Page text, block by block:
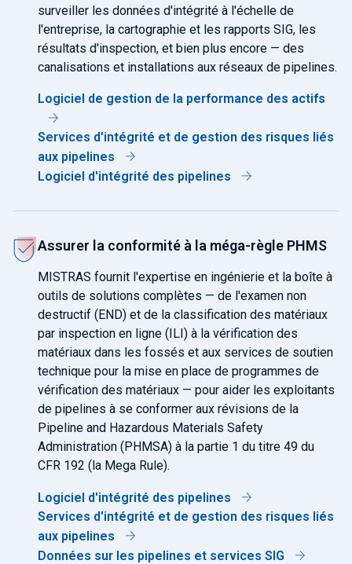
surveiller les données d'intégrité à l'échelle de
l'entreprise, la cartographie et les rapports SIG, les
résultats d'inspection, et bien plus encore — des
canalisations et installations aux réseaux de pipelines.
Logiciel de gestion de la performance des actifs
Services d'intégrité et de gestion des risques liés
aux pipelines
Logiciel d'intégrité des pipelines
Assurer la conformité à la méga-règle PHMS
MISTRAS fournit l'expertise en ingénierie et la boîte à
outils de solutions complètes — de l'examen non
destructif (END) et de la classification des matériaux
par inspection en ligne (ILI) à la vérification des
matériaux dans les fossés et aux services de soutien
technique pour la mise en place de programmes de
vérification des matériaux — pour aider les exploitants
de pipelines à se conformer aux révisions de la
Pipeline and Hazardous Materials Safety
Administration (PHMSA) à la partie 1 du titre 49 du
CFR 192 (la Mega Rule).
Logiciel d'intégrité des pipelines
Services d'intégrité et de gestion des risques liés
aux pipelines
Données sur les pipelines et services SIG